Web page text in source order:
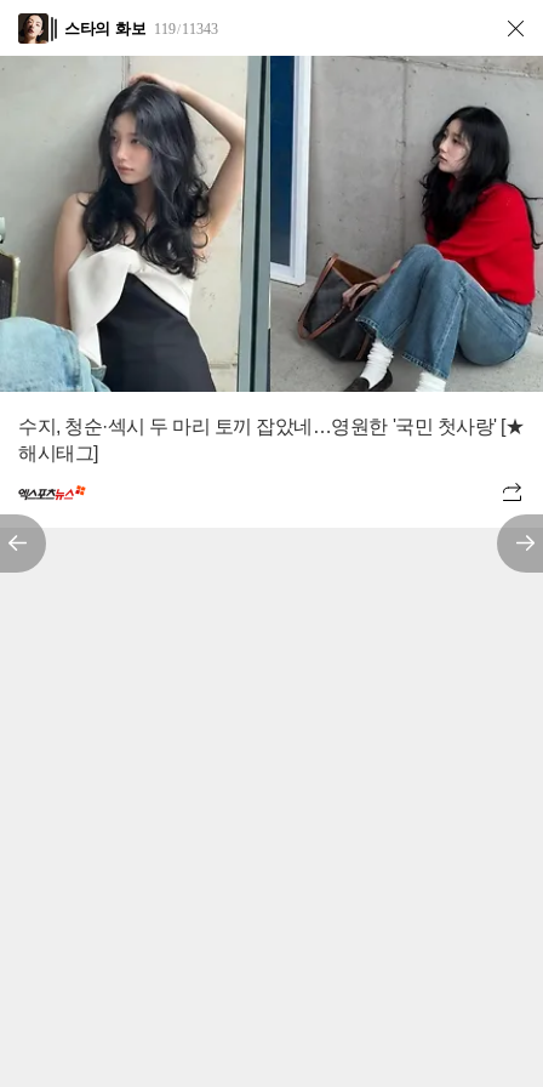
스타의 화보 119/11343
수지, 청순·섹시 두 마리 토끼 잡았네…영원한 '국민 첫사랑' [★
해시태그]